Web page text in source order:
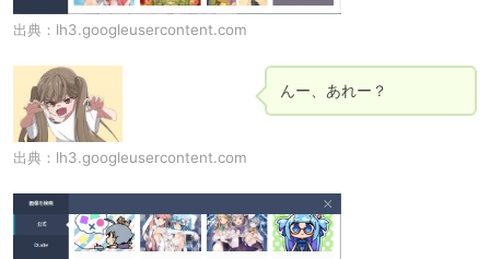
出典： lh3.googleusercontent.com
出典： lh3.googleusercontent.com
んー、あれー？